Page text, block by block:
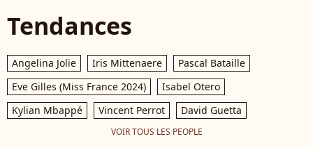
Tendances
Angelina Jolie Iris Mittenaere
Pascal Bataille
Eve Gilles (Miss France 2024)
Isabel Otero
Kylian Mbappé
Vincent Perrot David Guetta
VOIR TOUS LES PEOPLE